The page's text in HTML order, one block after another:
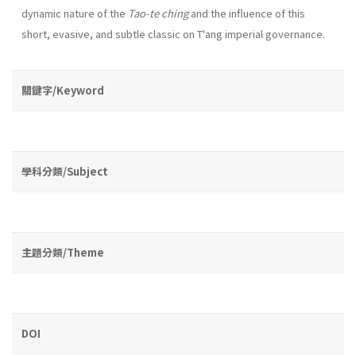
dynamic na­ture of the Tao-te chingand the influence of this
short, evasive, and subtle classic on T'ang imperial governance.
關鍵字/Keyword
學科分類/Subject
主題分類/Theme
DOI